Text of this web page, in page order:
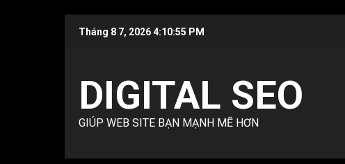
Tháng 8 7, 20264:10:56 PM
DIGITAL SEO
GIÚP WEB SITE BẠN MẠNH MẼ HƠN